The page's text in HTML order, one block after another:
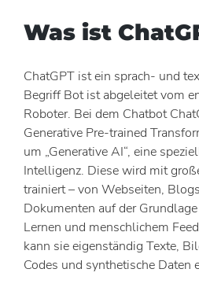
Was ist
ChatGPT ist ein sprach- und
Begriff Bot ist abgeleitet vom
Roboter. Bei dem Chatbot
Generative Pre-trained
um „Generative AI“, eine
Intelligenz. Diese wird mit
trainiert – von Webseiten,
Dokumenten auf der
Lernen und menschlichem
kann sie eigenständig Texte,
Codes und synthetische Daten